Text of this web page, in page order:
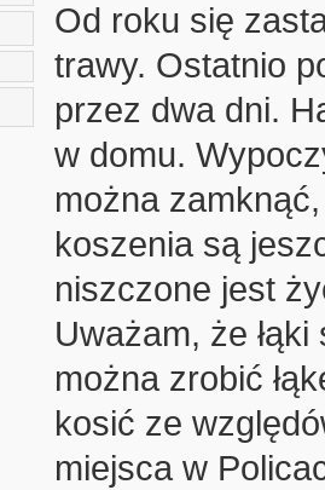
Od roku się
trawy. Ostatnio
przez dwa dni.
w domu.
można
koszenia są
niszczone jest
Uważam, że
można zrobić
kosić ze
miejsca w